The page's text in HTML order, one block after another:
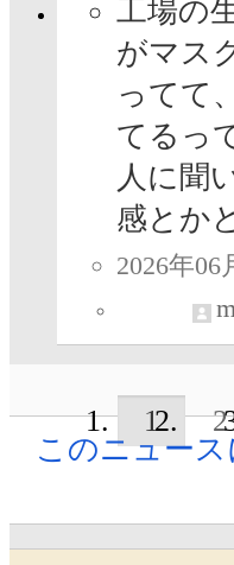
工場の
がマス
ってて
てるっ
人に聞
感とか
2026年06
1 2
このニュー